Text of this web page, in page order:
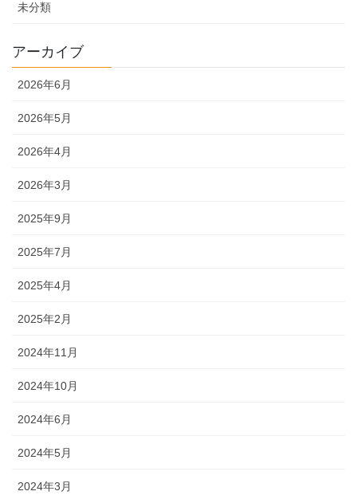
未分類
アーカイブ
2026年6月
2026年5月
2026年4月
2026年3月
2025年9月
2025年7月
2025年4月
2025年2月
2024年11月
2024年10月
2024年6月
2024年5月
2024年3月